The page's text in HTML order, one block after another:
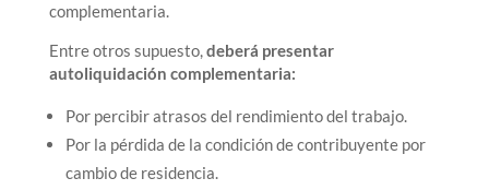
complementaria.
Entre otros supuesto,deberá presentar
autoliquidación complementaria:
Por percibir atrasos del rendimiento del trabajo.
Por la pérdida de la condición de contribuyente por
cambio de residencia.